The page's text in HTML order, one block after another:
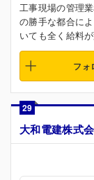
工事現場の管理
の勝手な都合に
いても全く給料
フォ
29
大和電建株式